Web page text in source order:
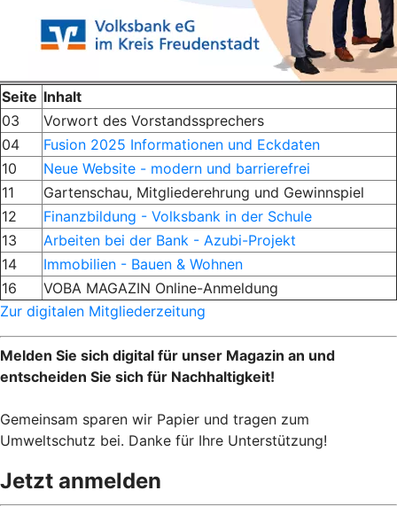
Seite Inhalt
03
Vorwort des Vorstandssprechers
04
Fusion 2025 Informationen und Eckdaten
10
Neue Website - modern und barrierefrei
11
Gartenschau, Mitgliederehrung und Gewinnspiel
12
Finanzbildung - Volksbank in der Schule
13
Arbeiten bei der Bank - Azubi-Projekt
14
Immobilien - Bauen & Wohnen
16
VOBA MAGAZIN Online-Anmeldung
Zur digitalen Mitgliederzeitung
Melden Sie sich digital für unser Magazin an und
entscheiden Sie sich für Nachhaltigkeit!
Gemeinsam sparen wir Papier und tragen zum
Umweltschutz bei. Danke für Ihre Unterstützung!
Jetzt anmelden